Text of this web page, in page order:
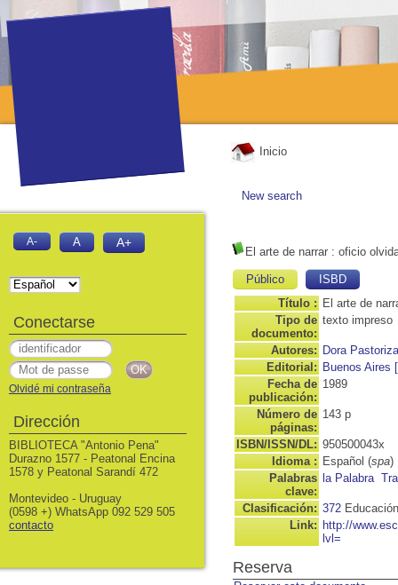
Inicio
New search
El arte de narrar : oficio
Público
ISBD
Título : El arte de
Tipo de
documento:
texto impreso
Autores: Dora
Editorial: Buenos Aires
Fecha de
publicación:
1989
Número de
páginas:
143 p
ISBN/ISSN/DL: 950500043x
Idioma : Español (spa)
Palabras
clave:
la Palabra
Clasificación: 372
Link: http://
lvl=
Reserva
A- A A+
Conectarse
Olvidé mi contraseña
Dirección
BIBLIOTECA "Antonio Pena"
Durazno 1577 - Peatonal Encina
1578 y Peatonal Sarandí 472
Montevideo - Uruguay
(0598 +) WhatsApp 092 529 505
contacto